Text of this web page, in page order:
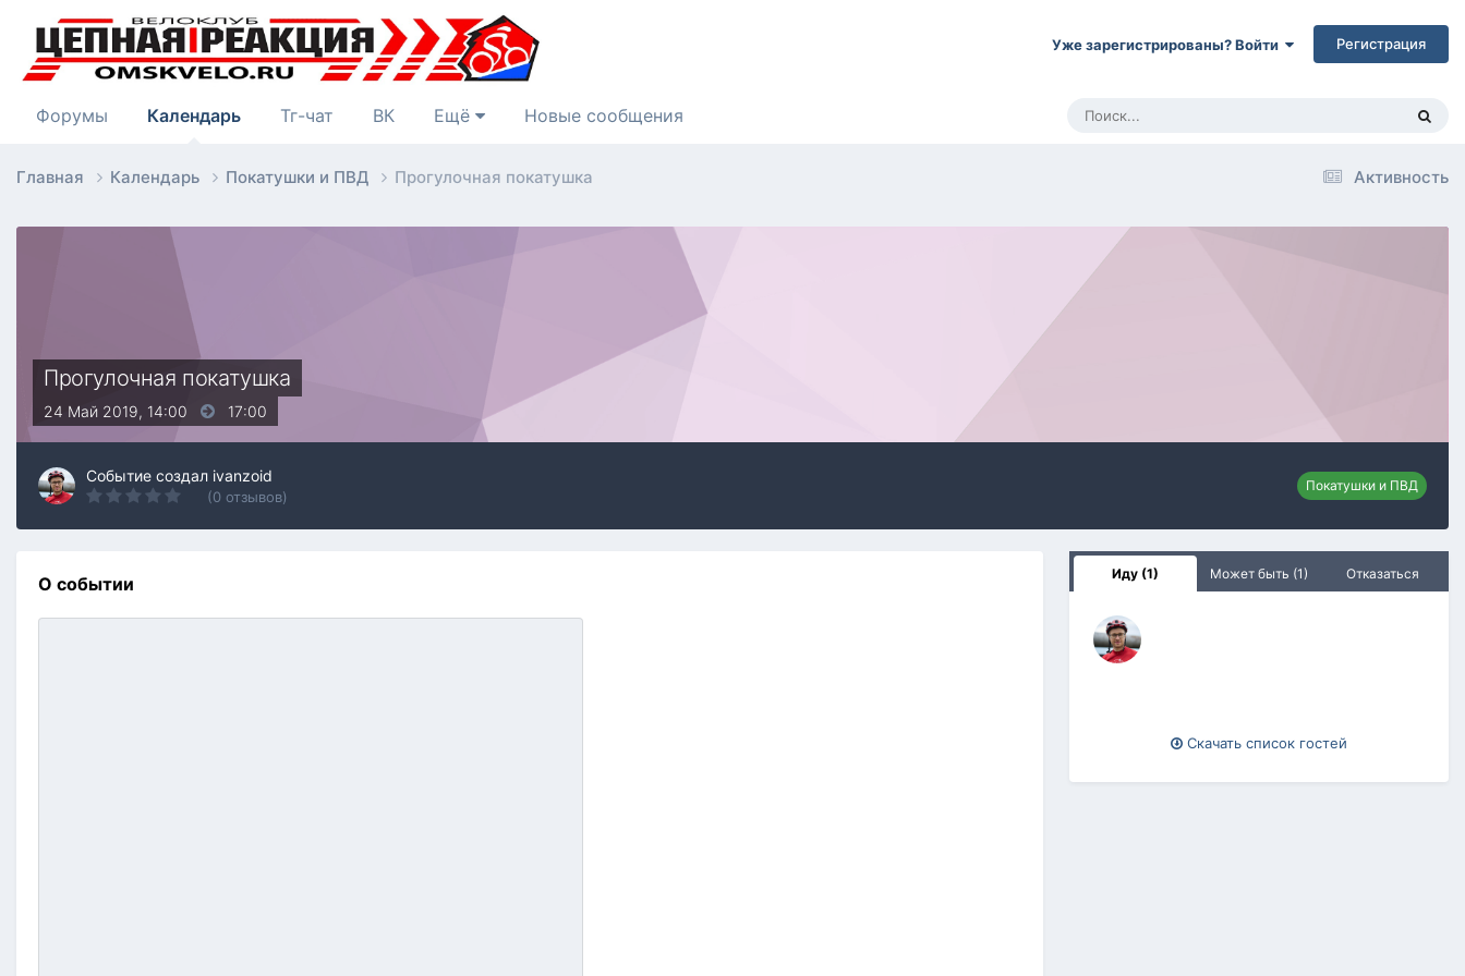
Уже зарегистрированы? Войти Регистрация
Форумы Календарь Тг-чат ВК Ещё Новые сообщения
Активность
Главная Календарь Покатушки и ПВД Прогулочная покатушка
Прогулочная покатушка
24 Май 2019, 14:00 17:00
Событие создал ivanzoid
(0 отзывов)
Покатушки и ПВД
О событии Иду (1) Может быть (1) Отказаться
Скачать список гостей